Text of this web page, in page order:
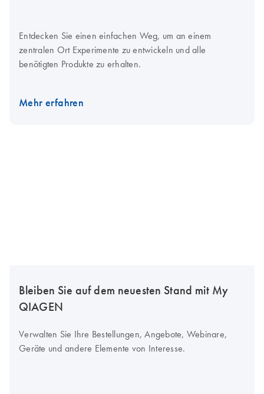
Entdecken Sie einen einfachen Weg, um an einem
zentralen Ort Experimente zu entwickeln und alle
benötigten Produkte zu erhalten.
Mehr erfahren
Bleiben Sie auf dem neuesten Stand mit My
QIAGEN
Verwalten Sie Ihre Bestellungen, Angebote, Webinare,
Geräte und andere Elemente von Interesse.